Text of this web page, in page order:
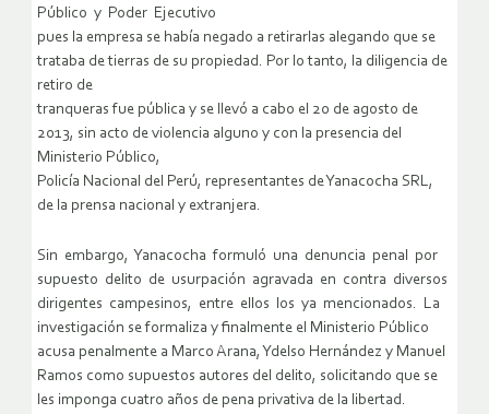
Público y Poder Ejecutivo
pues la empresa se había negado a retirarlas alegando que se
trataba de tierras de su propiedad. Por lo tanto, la diligencia de
retiro de
tranqueras fue pública y se llevó a cabo el 20 de agosto de
2013, sin acto de violencia alguno y con la presencia del
Ministerio Público,
Policía Nacional del Perú, representantes de Yanacocha SRL,
de la prensa nacional y extranjera.
Sin embargo, Yanacocha formuló una denuncia penal por
supuesto delito de usurpación agravada en contra diversos
dirigentes campesinos, entre ellos los ya mencionados. La
investigación se formaliza y finalmente el Ministerio Público
acusa penalmente a Marco Arana, Ydelso Hernández y Manuel
Ramos como supuestos autores del delito, solicitando que se
les imponga cuatro años de pena privativa de la libertad.